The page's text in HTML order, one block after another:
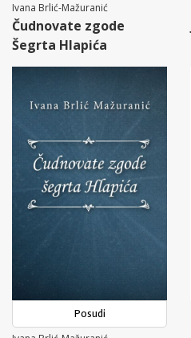
Ivana Brlić-Mažuranić
Čudnovate zgode
Šegrta Hlapića
Posudi